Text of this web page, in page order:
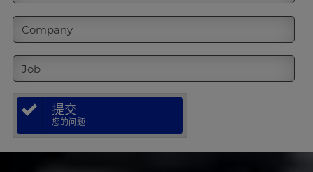
Company
Job
提交
您的问题